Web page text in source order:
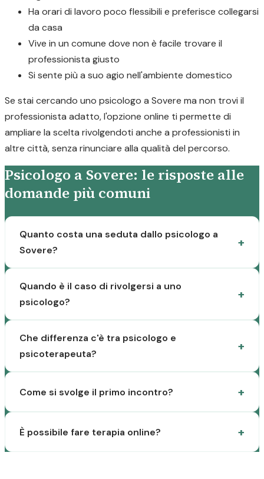
Ha orari di lavoro poco flessibili e preferisce collegarsi
da casa
Vive in un comune dove non è facile trovare il
professionista giusto
Si sente più a suo agio nell'ambiente domestico
Se stai cercando uno psicologo a Sovere ma non trovi il
professionista adatto, l'opzione online ti permette di
ampliare la scelta rivolgendoti anche a professionisti in
altre città, senza rinunciare alla qualità del percorso.
Psicologo a Sovere: le risposte alle
domande più comuni
Quanto costa una seduta dallo psicologo a
Sovere?
Quando è il caso di rivolgersi a uno
psicologo?
Che differenza c'è tra psicologo e
psicoterapeuta?
Come si svolge il primo incontro?
È possibile fare terapia online?